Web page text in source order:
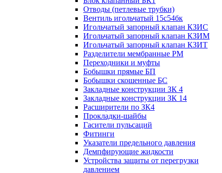
Отводы (петлевые трубки)
Вентиль игольчатый 15с54бк
Игольчатый запорный клапан КЗИС
Игольчатый запорный клапан КЗИМ
Игольчатый запорный клапан КЗИТ
Разделители мембранные РМ
Переходники и муфты
Бобышки прямые БП
Бобышки скошенные БС
Закладные конструкции ЗК 4
Закладные конструкции ЗК 14
Расширители по ЗК4
Прокладки-шайбы
Гасители пульсаций
Фитинги
Указатели предельного давления
Демпфирующие жидкости
Устройства защиты от перегрузки
давлением